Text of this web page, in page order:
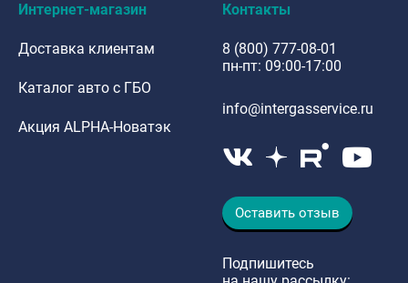
Интернет-магазин
Доставка клиентам
Каталог авто с ГБО
Акция ALPHA-Новатэк
Контакты
8 (800) 777-08-01
пн-пт: 09:00-17:00
info@intergasservice.ru
Оставить отзыв
Подпишитесь